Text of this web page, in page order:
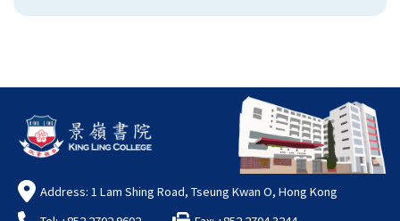
Address: 1 Lam Shing Road, Tseung Kwan O, Hong Kong